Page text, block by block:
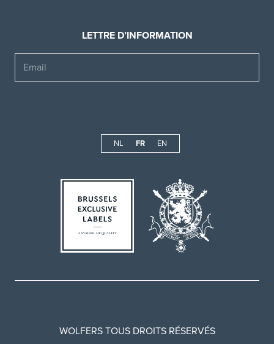
LETTRE D’INFORMATION
NL FR EN
WOLFERS TOUS DROITS RÉSERVÉS